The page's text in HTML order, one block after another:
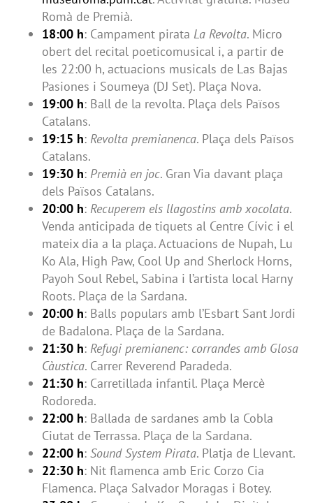
Romà de Premià.
18:00 h: Campament pirata La Revolta. Micro
obert del recital poeticomusical i, a partir de
les 22:00 h, actuacions musicals de Las Bajas
Pasiones i Soumeya (DJ Set). Plaça Nova.
19:00 h: Ball de la revolta. Plaça dels Països
Catalans.
19:15 h: Revolta premianenca. Plaça dels Països
Catalans.
19:30 h: Premià en joc. Gran Via davant plaça
dels Països Catalans.
20:00 h: Recuperem els llagostins amb xocolata.
Venda anticipada de tiquets al Centre Cívic i el
mateix dia a la plaça. Actuacions de Nupah, Lu
Ko Ala, High Paw, Cool Up and Sherlock Horns,
Payoh Soul Rebel, Sabina i l’artista local Harny
Roots. Plaça de la Sardana.
20:00 h: Balls populars amb l’Esbart Sant Jordi
de Badalona. Plaça de la Sardana.
21:30 h: Refugi premianenc: corrandes amb Glosa
Càustica. Carrer Reverend Paradeda.
21:30 h: Carretillada infantil. Plaça Mercè
Rodoreda.
22:00 h: Ballada de sardanes amb la Cobla
Ciutat de Terrassa. Plaça de la Sardana.
22:00 h: Sound System Pirata. Platja de Llevant.
22:30 h: Nit flamenca amb Eric Corzo Cia
Flamenca. Plaça Salvador Moragas i Botey.